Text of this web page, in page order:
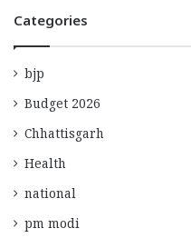
Categories
bjp
Budget 2026
Chhattisgarh
Health
national
pm modi